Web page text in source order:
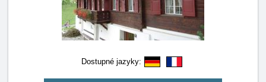
Dostupné jazyky: